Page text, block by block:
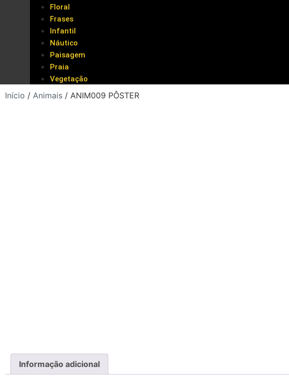
Floral
Frases
Infantil
Náutico
Paisagem
Praia
Vegetação
Início / Animais / ANIM009 PÔSTER
Informação adicional